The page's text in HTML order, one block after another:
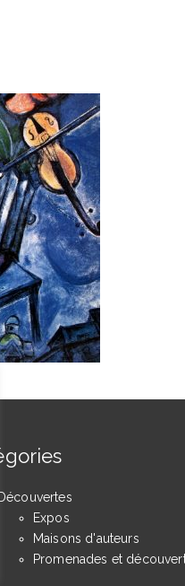
Découvertes
Expos
Maisons d'auteurs
Promenades et